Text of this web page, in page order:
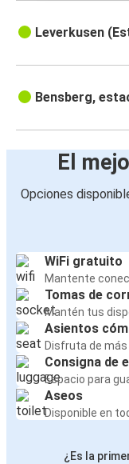
Leverkusen
Bensberg,
El
Opciones
WiFi gratuito
Mantente
Tomas de
Mantén tus
Asientos
Disfruta de
Consigna de
Espacio para
Aseos
Disponible en
¿Es la